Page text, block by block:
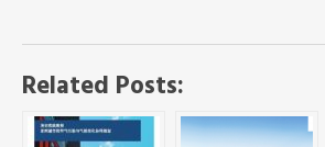
南美洲秘书处
南亚秘书处
Related Posts: